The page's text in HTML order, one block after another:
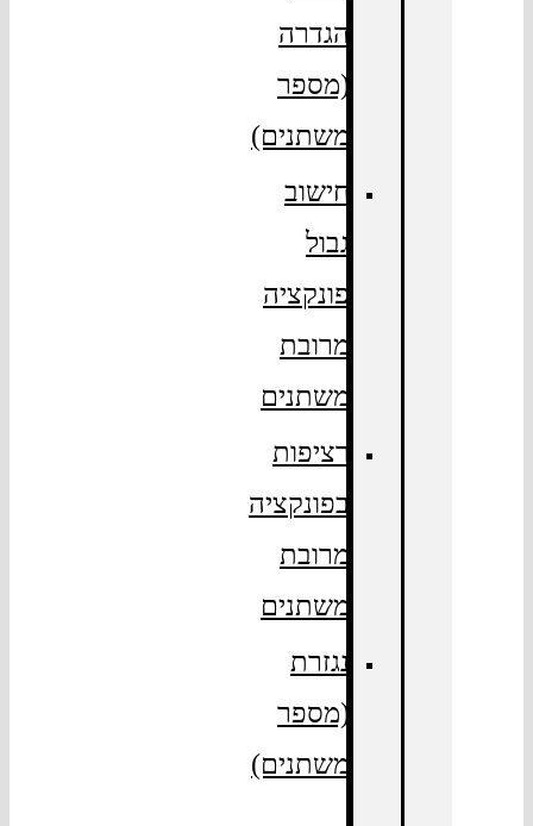
הגדרה
(מספר
משתנים)
חישוב
פונקציה
מרובת
משתנים
רציפות
בפונקציה
מרובת
משתנים
נגזרת
(מספר
משתנים)